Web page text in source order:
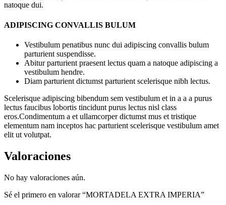
natoque dui.
ADIPISCING CONVALLIS BULUM
Vestibulum penatibus nunc dui adipiscing convallis bulum
parturient suspendisse.
Abitur parturient praesent lectus quam a natoque adipiscing a
vestibulum hendre.
Diam parturient dictumst parturient scelerisque nibh lectus.
Scelerisque adipiscing bibendum sem vestibulum et in a a a purus
lectus faucibus lobortis tincidunt purus lectus nisl class
eros.Condimentum a et ullamcorper dictumst mus et tristique
elementum nam inceptos hac parturient scelerisque vestibulum amet
elit ut volutpat.
Valoraciones
No hay valoraciones aún.
Sé el primero en valorar “MORTADELA EXTRA IMPERIA”